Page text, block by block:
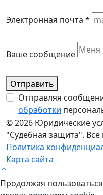
Электронная почта *
Ваше сообщение
Отправить
Отправляя
обработки
© 2026 Юридические
"Судебная защита".
Политика
Карта сайта
Продолжая